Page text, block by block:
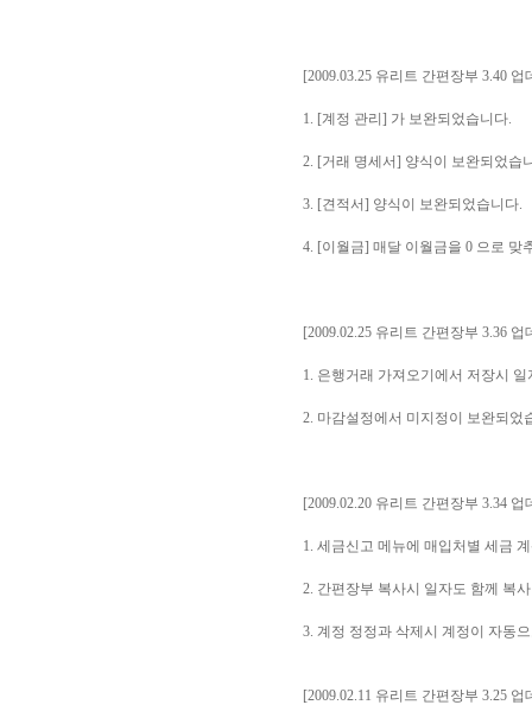
[2009.03.25 유리트 간편장부 3.40 업
1. [계정 관리] 가 보완되었습니다.
2. [거래 명세서] 양식이 보완되었습
3. [견적서] 양식이 보완되었습니다.
4. [이월금] 매달 이월금을 0 으로 맞
[2009.02.25 유리트 간편장부 3.36 업
1. 은행거래 가져오기에서 저장시
2. 마감설정에서 미지정이 보완되었
[2009.02.20 유리트 간편장부 3.34 업
1. 세금신고 메뉴에 매입처별 세금
2. 간편장부 복사시 일자도 함께 복
3. 계정 정정과 삭제시 계정이 자동
[2009.02.11 유리트 간편장부 3.25 업